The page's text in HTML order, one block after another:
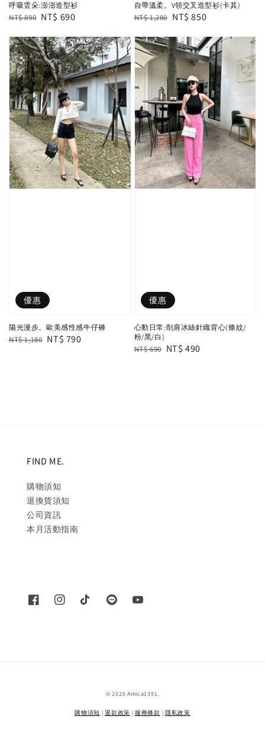
呼吸雲朵:澎澎造型衫
Regular
NT$ 890 Sale
NT$ 690
自帶溫柔。V領交叉造型衫(卡其)
Regular
NT$ 1,280 Sale
NT$ 850
優惠
陽光漫步。歐美感性感牛仔褲
Regular
NT$ 1,180 Sale
NT$ 790
優惠
心動日常:削肩冰絲針織背心(條紋/
粉/黑/白)
Regular
NT$ 690 Sale
NT$ 490
FIND ME.
購物須知
退換貨須知
公司資訊
本月活動指南
© 2026 Amica1391.
購物須知 |退款政策 | 服務條款 | 隱私政策